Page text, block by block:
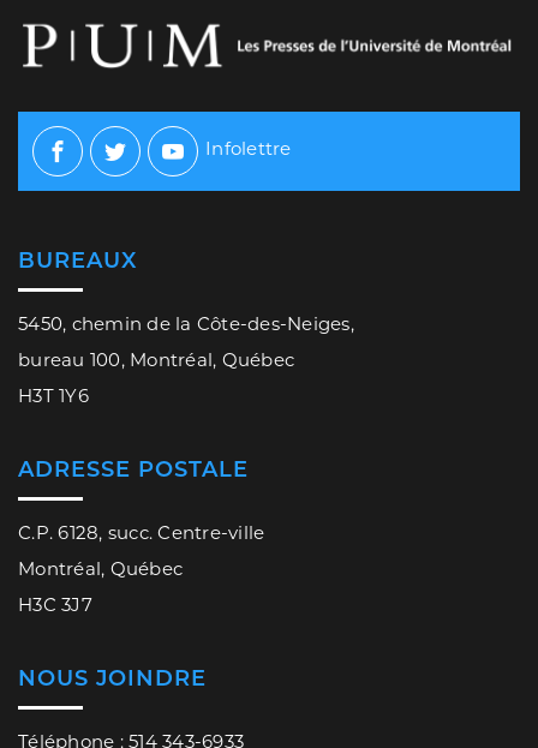
Facebook
TwitterYoutube
Infolettre
BUREAUX
5450, chemin de la Côte-des-Neiges,
bureau 100, Montréal, Québec
H3T 1Y6
ADRESSE POSTALE
C.P. 6128, succ. Centre-ville
Montréal, Québec
H3C 3J7
NOUS JOINDRE
Téléphone : 514 343-6933